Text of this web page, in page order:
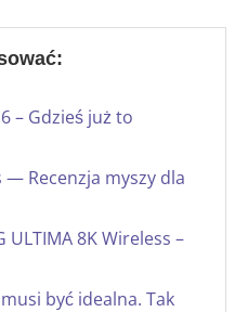
– Gdzieś już to
— Recenzja myszy dla
ULTIMA 8K Wireless –
być idealna. Tak